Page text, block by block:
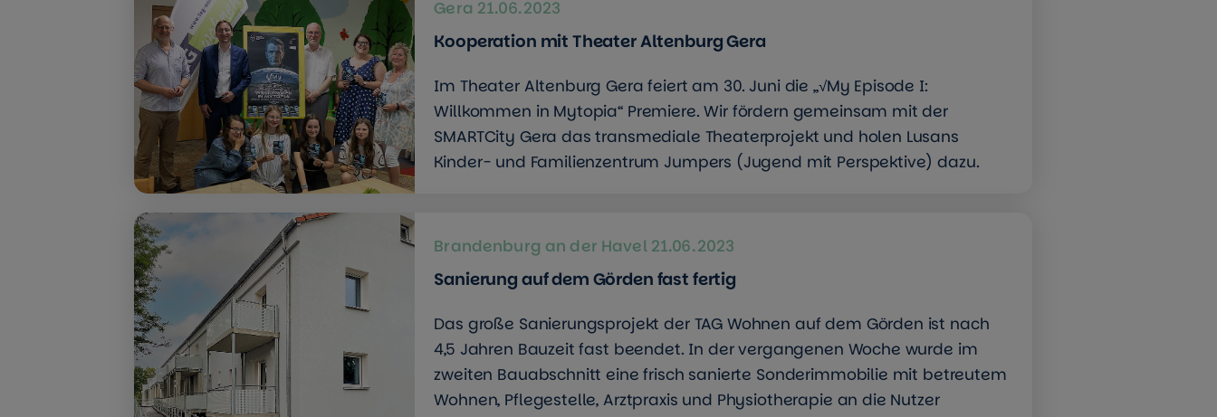
Gera 21.06.2023
Kooperation mit Theater Altenburg Gera
Im Theater Altenburg Gera feiert am 30. Juni die „√My Episode I:
Willkommen in Mytopia“ Premiere. Wir fördern gemeinsam mit der
SMARTCity Gera das transmediale Theaterprojekt und holen Lusans
Kinder- und Familienzentrum Jumpers (Jugend mit Perspektive) dazu.
Brandenburg an der Havel 21.06.2023
Sanierung auf dem Görden fast fertig
Das große Sanierungsprojekt der TAG Wohnen auf dem Görden ist nach
4,5 Jahren Bauzeit fast beendet. In der vergangenen Woche wurde im
zweiten Bauabschnitt eine frisch sanierte Sonderimmobilie mit betreutem
Wohnen, Pflegestelle, Arztpraxis und Physiotherapie an die Nutzer